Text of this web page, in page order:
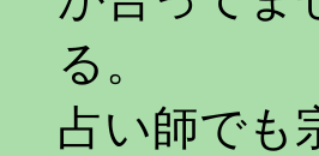
る。
占い師でも